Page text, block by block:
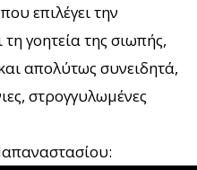
επιλέγει την
γοητεία της σιωπής,
απολύτως συνειδητά,
στρογγυλωμένες